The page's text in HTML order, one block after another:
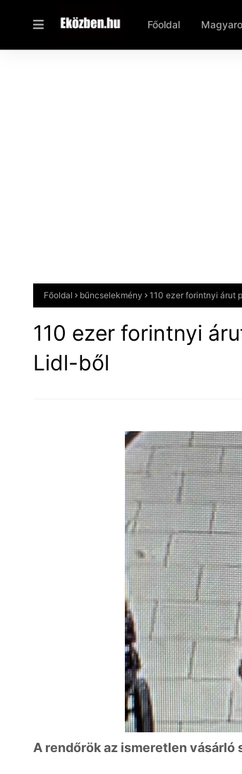
Főoldal
Főoldal bűncselekmény 110 ezer forintnyi árut
110 ezer forintnyi
Lidl-ből
A rendőrök az ismeretlen